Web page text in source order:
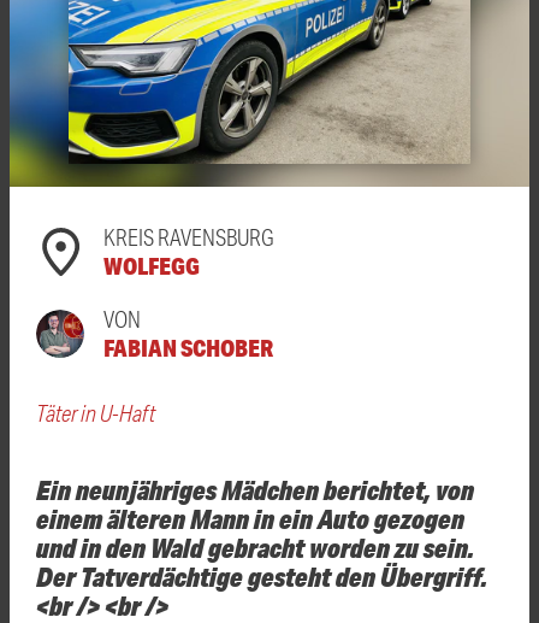
KREIS RAVENSBURG
WOLFEGG
VON
FABIAN SCHOBER
Täter in U-Haft
Ein neunjähriges Mädchen berichtet, von
einem älteren Mann in ein Auto gezogen
und in den Wald gebracht worden zu sein.
Der Tatverdächtige gesteht den Übergriff.
<br /> <br />